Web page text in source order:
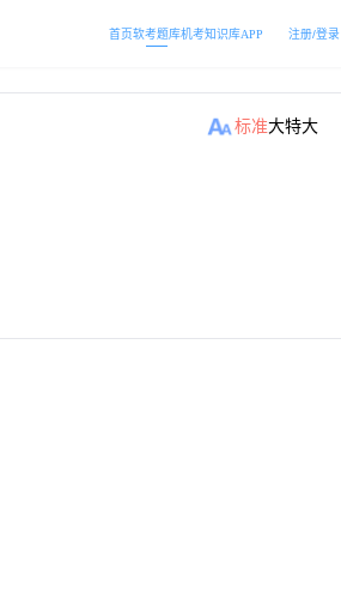
首页软考题库机考知识库APP 注册/登录
标准大特大